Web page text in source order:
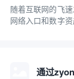
随着互联网的飞
网络入口和数字
更高效、...
通过